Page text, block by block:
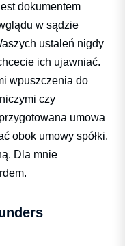
dokumentem
w sądzie
ustaleń nigdy
ich ujawniać.
wpuszczenia do
czy
umowa
obok umowy spółki.
Dla mnie